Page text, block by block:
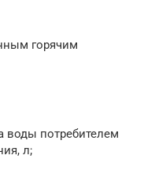
горячим
воды потребителем
л;